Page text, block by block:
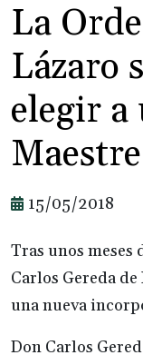
La
Lázaro
elegir a
Maestre
15/05/2018
Tras unos
Carlos Gereda
una nueva
Don Carlos